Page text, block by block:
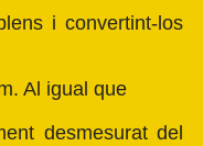
i convertint-los
Al igual que
desmesurat del